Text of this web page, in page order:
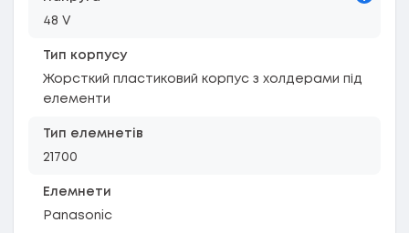
48 V
Тип корпусу
Жорсткий пластиковий корпус з холдерами під
елементи
Тип елемнетів
21700
Елемнети
Panasonic